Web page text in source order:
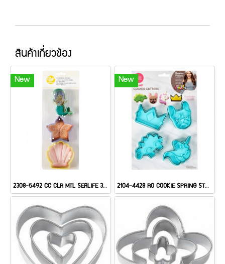
สินค้าเกี่ยวข้อง
New
2308-5492 CC CLR MTL SEALIFE 3PC
New
2104-4428 RO COOKIE SPRING STMP